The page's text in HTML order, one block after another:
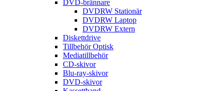
DVD-brännare
DVDRW Stationär
DVDRW Laptop
DVDRW Extern
Diskettdrive
Tillbehör Optisk
Mediatillbehör
CD-skivor
Blu-ray-skivor
DVD-skivor